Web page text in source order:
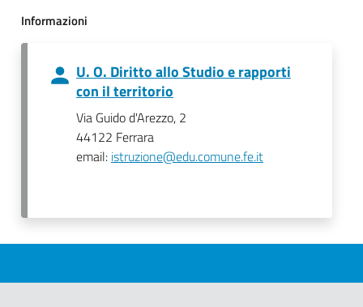
Informazioni
U. O. Diritto allo Studio e rapporti
con il territorio
Via Guido d'Arezzo, 2
44122 Ferrara
email: istruzione@edu.comune.fe.it